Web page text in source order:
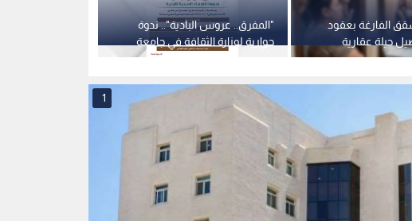
"المفرق.. عروس البادية".. ندوة
حوارية لوزارة الثقافة في جامعة
الفارغة بعقود
حيلة عقارية
1